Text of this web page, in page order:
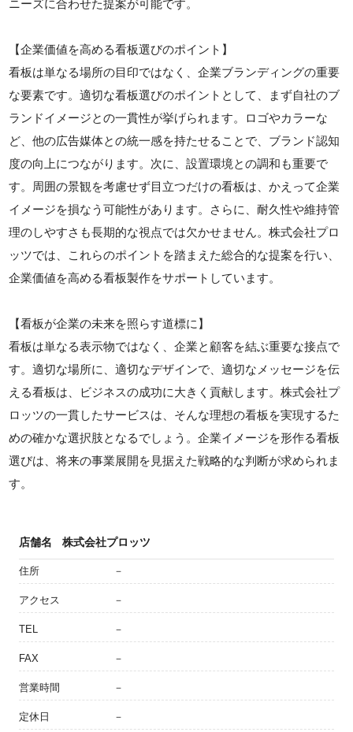
ニーズに合わせた提案が可能です。
【企業価値を高める看板選びのポイント】
看板は単なる場所の目印ではなく、企業ブランディングの重要
な要素です。適切な看板選びのポイントとして、まず自社のブ
ランドイメージとの一貫性が挙げられます。ロゴやカラーな
ど、他の広告媒体との統一感を持たせることで、ブランド認知
度の向上につながります。次に、設置環境との調和も重要で
す。周囲の景観を考慮せず目立つだけの看板は、かえって企業
イメージを損なう可能性があります。さらに、耐久性や維持管
理のしやすさも長期的な視点では欠かせません。株式会社プロ
ッツでは、これらのポイントを踏まえた総合的な提案を行い、
企業価値を高める看板製作をサポートしています。
【看板が企業の未来を照らす道標に】
看板は単なる表示物ではなく、企業と顧客を結ぶ重要な接点で
す。適切な場所に、適切なデザインで、適切なメッセージを伝
える看板は、ビジネスの成功に大きく貢献します。株式会社プ
ロッツの一貫したサービスは、そんな理想の看板を実現するた
めの確かな選択肢となるでしょう。企業イメージを形作る看板
選びは、将来の事業展開を見据えた戦略的な判断が求められま
す。
店舗名 株式会社プロッツ
住所 －
アクセス －
TEL －
FAX －
営業時間 －
定休日 －